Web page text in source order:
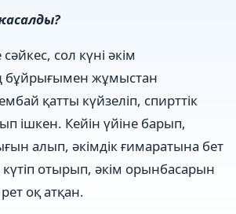
сол күні әкім
жұмыстан
қатты күйзеліп, спирттік
ішкен. Кейін үйіне барып,
алып, әкімдік ғимаратына бет
күтіп отырып, әкім орынбасарын
оқ атқан.